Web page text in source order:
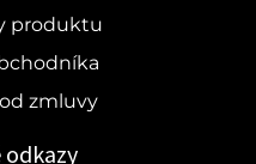
produktu
zmluvy
odkazy